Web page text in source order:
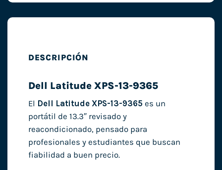
DESCRIPCIÓN
Dell Latitude XPS-13-9365
El Dell Latitude XPS-13-9365 es un
portátil de 13.3″ revisado y
reacondicionado, pensado para
profesionales y estudiantes que buscan
fiabilidad a buen precio.